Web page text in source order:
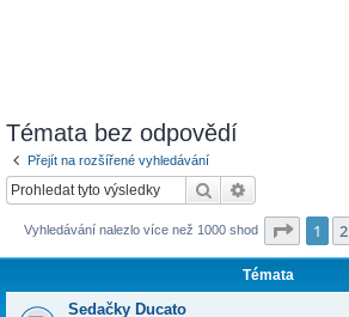
Témata bez odpovědí
Přejít na rozšířené vyhledávání
Hledat
Vyhledávání nalezlo více než 1000 shod Stránka
1 2
Témata
Sedačky Ducato